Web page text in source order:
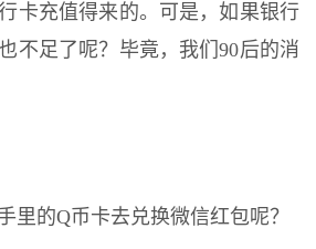
卡充值得来的。可是，如果银行
不足了呢？毕竟，我们90后的消
的Q币卡去兑换微信红包呢？